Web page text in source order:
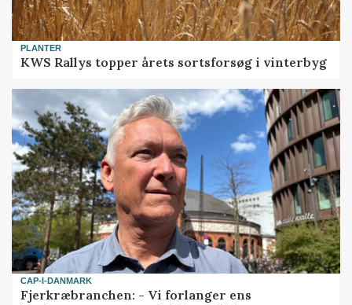
PLANTER
KWS Rallys topper årets sortsforsøg i vinterbyg
CAP-I-DANMARK
Fjerkræbranchen: - Vi forlanger ens